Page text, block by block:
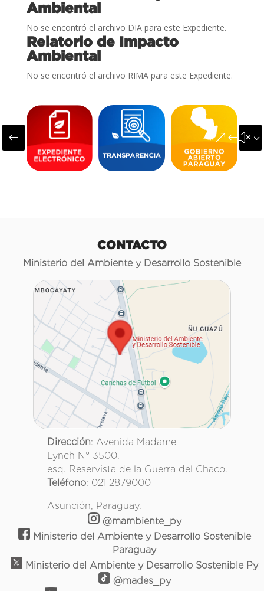
Ambiental
No se encontró el archivo DIA para este Expediente.
Relatorio de Impacto
Ambiental
No se encontró el archivo RIMA para este Expediente.
#
CONTACTO
Ministerio del Ambiente y Desarrollo Sostenible
Dirección: Avenida Madame
Lynch N° 3500.
esq. Reservista de la Guerra del Chaco.
Teléfono: 021 2879000
Asunción, Paraguay.
@mambiente_py
Ministerio del Ambiente y Desarrollo Sostenible
Paraguay
Ministerio del Ambiente y Desarrollo Sostenible Py
@mades_py